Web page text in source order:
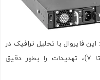
: این فایروال با تحلیل ترافیک در
لایه‌ های مختلف شبکه (از لایه ۲ تا ۷)، تهدیدات را بطور دقیق